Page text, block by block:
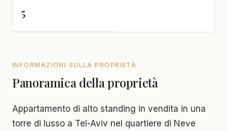
5
INFORMAZIONI SULLA PROPRIETÀ
Panoramica della proprietà
Appartamento di alto standing in vendita in una
torre di lusso a Tel-Aviv nel quartiere di Neve